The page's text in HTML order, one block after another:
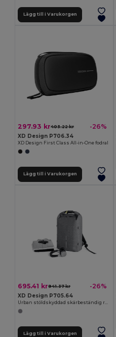
Lägg till i Varukorgen
297.93 kr403.22 kr -26%
XD Design P706.34
XD Design First Class All-in-One fodral
Lägg till i Varukorgen
695.41 kr941.37 kr -26%
XD Design P705.64
Lägg till i Varukorgen